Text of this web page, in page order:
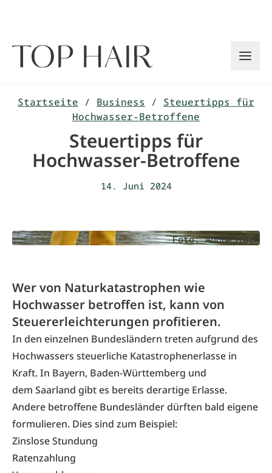
Startseite / Business / Steuertipps für
Hochwasser-Betroffene
Steuertipps für
Hochwasser-Betroffene
14. Juni 2024
Foto: AdobeStock
Wer von Naturkatastrophen wie
Hochwasser betroffen ist, kann von
Steuererleichterungen profitieren.
In den einzelnen Bundesländern treten aufgrund des
Hochwassers steuerliche Katastrophenerlasse in
Kraft. In Bayern, Baden-Württemberg und
dem Saarland gibt es bereits derartige Erlasse.
Andere betroffene Bundesländer dürften bald eigene
formulieren. Dies sind zum Beispiel:
Zinslose Stundung
Ratenzahlung